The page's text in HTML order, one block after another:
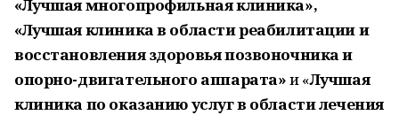
«Лучшая многопрофильная клиника»,
«Лучшая клиника в области реабилитации и
восстановления здоровья позвоночника и
опорно-двигательного аппарата»и «Лучшая
клиника по оказанию услуг в области лечения